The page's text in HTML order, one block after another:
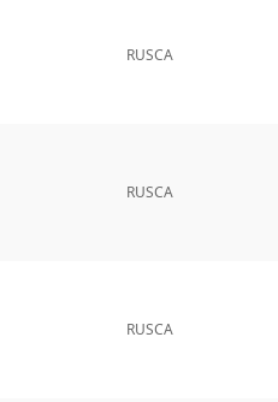
RUSCA
RUSCA
RUSCA